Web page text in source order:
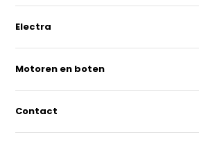
Electra
Motoren en boten
Contact